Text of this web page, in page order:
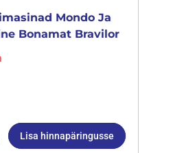
Mondo Ja
Bonamat Bravilor
Lisa hinnapäringusse